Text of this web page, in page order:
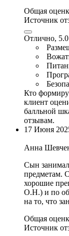
Общая
Источник
Отлично, 5.0
Кто
клиент
балльной
отзывам.
17 Июня
Анна
Сын
предметам.
хорошие
О.Н.) и по
на то, что
Общая
Источник